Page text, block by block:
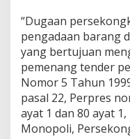
“Dugaan
pengadaan barang
yang bertujuan
pemenang tender
Nomor 5 Tahun
pasal 22, Perpres
ayat 1 dan 80 ayat
Monopoli,